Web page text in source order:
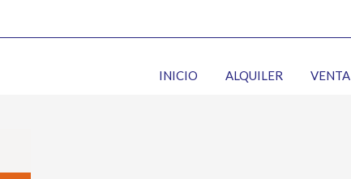
INICIO ALQUILER VENTA